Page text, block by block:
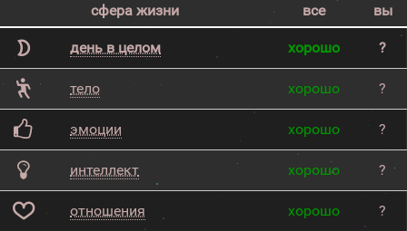
сфера жизни все вы
день в целом хорошо ?
тело хорошо ?
эмоции хорошо ?
интеллект хорошо ?
отношения хорошо ?